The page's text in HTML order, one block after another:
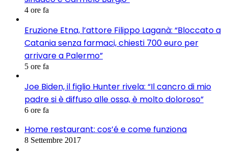
4 ore fa
Eruzione Etna, l’attore Filippo Laganà: “Bloccato a
Catania senza farmaci, chiesti 700 euro per
arrivare a Palermo”
5 ore fa
Joe Biden, il figlio Hunter rivela: “Il cancro di mio
padre si è diffuso alle ossa, è molto doloroso”
6 ore fa
Home restaurant: cos’é e come funziona
8 Settembre 2017